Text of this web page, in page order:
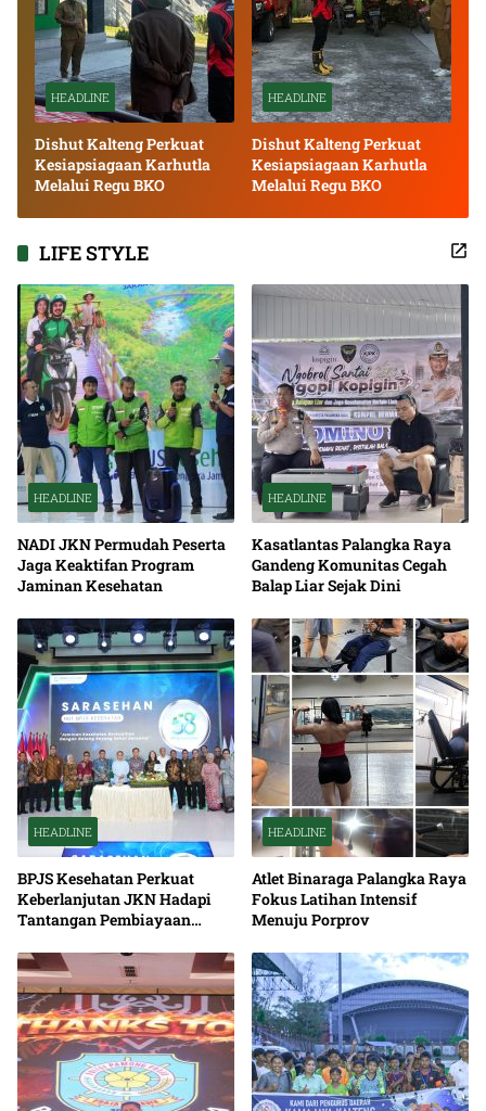
HEADLINE
Dishut Kalteng Perkuat
Kesiapsiagaan Karhutla
Melalui Regu BKO
HEADLINE
Dishut Kalteng Perkuat
Kesiapsiagaan Karhutla
Melalui Regu BKO
LIFE STYLE
HEADLINE
NADI JKN Permudah Peserta
Jaga Keaktifan Program
Jaminan Kesehatan
HEADLINE
Kasatlantas Palangka Raya
Gandeng Komunitas Cegah
Balap Liar Sejak Dini
HEADLINE
BPJS Kesehatan Perkuat
Keberlanjutan JKN Hadapi
Tantangan Pembiayaan
HEADLINE
Atlet Binaraga Palangka Raya
Fokus Latihan Intensif
Menuju Porprov